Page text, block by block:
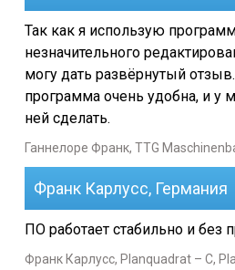
Так как я использую
незначительного
могу дать развёрнутый
программа очень удобна, и у
ней сделать.
Ганнелоре Франк, TTG
Франк Карлусс, Германия
ПО работает стабильно и без
Франк Карлусс, Planquadrat – C,